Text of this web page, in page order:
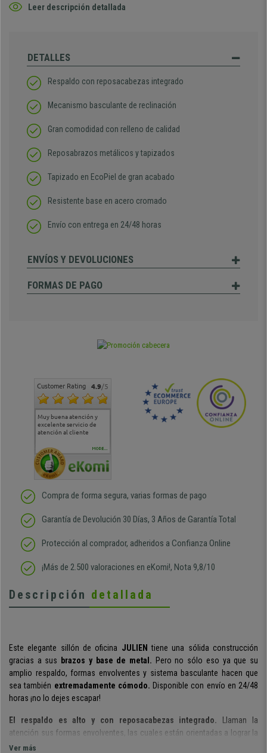
Leer descripción detallada
DETALLES
Respaldo con reposacabezas integrado
Mecanismo basculante de reclinación
Gran comodidad con relleno de calidad
Reposabrazos metálicos y tapizados
Tapizado en EcoPiel de gran acabado
Resistente base en acero cromado
Envío con entrega en 24/48 horas
ENVÍOS Y DEVOLUCIONES
FORMAS DE PAGO
Customer Rating 4.9/5
Muy buena atención y
excelente servicio de
atención al cliente
Muy buena atención de
cara al asesoramiento
Si estoy contento
MORE...
Compra de forma segura, varias formas de pago
Garantía de Devolución 30 Días, 3 Años de Garantía Total
Protección al comprador, adheridos a Confianza Online
¡Más de 2.500 valoraciones en eKomi!, Nota 9,8/10
Descripción detallada
Este elegante sillón de oficina JULIEN tiene una sólida construcción
gracias a sus
brazos y base de metal. Pero no sólo eso ya que su
amplio respaldo, formas envolventes y sistema basculante hacen que
sea también extremadamente cómodo. Disponible con envío en 24/48
horas ¡no lo dejes escapar!
El respaldo es alto y con reposacabezas integrado.
Llaman la
atención sus formas envolventes, las cuales están orientadas a lograr la
máxima sujeción de la espalda, algo que se traduce en mayor confort.
Ver más